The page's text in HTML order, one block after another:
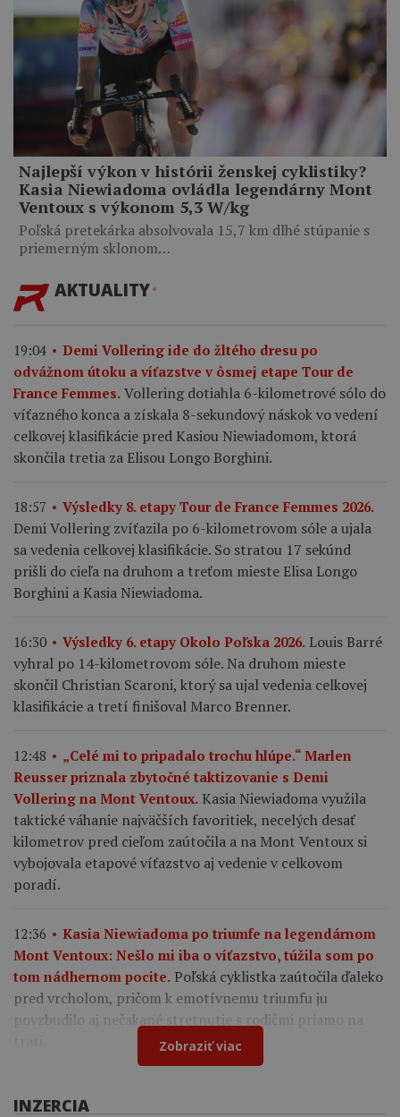
Najlepší výkon v histórii ženskej cyklistiky?
Kasia Niewiadoma ovládla legendárny Mont
Ventoux s výkonom 5,3 W/kg
Poľská pretekárka absolvovala 15,7 km dlhé stúpanie s
priemerným sklonom…
AKTUALITY
19:04
Demi Vollering ide do žltého dresu po
odvážnom útoku a víťazstve v ôsmej etape Tour de
France Femmes. Vollering dotiahla 6-kilometrové sólo do
víťazného konca a získala 8-sekundový náskok vo vedení
celkovej klasifikácie pred Kasiou Niewiadomom, ktorá
skončila tretia za Elisou Longo Borghini.
18:57 Výsledky 8. etapy Tour de France Femmes 2026.
Demi Vollering zvíťazila po 6-kilometrovom sóle a ujala
sa vedenia celkovej klasifikácie. So stratou 17 sekúnd
prišli do cieľa na druhom a treťom mieste Elisa Longo
Borghini a Kasia Niewiadoma.
16:30 Výsledky 6. etapy Okolo Poľska 2026. Louis Barré
vyhral po 14-kilometrovom sóle. Na druhom mieste
skončil Christian Scaroni, ktorý sa ujal vedenia celkovej
klasifikácie a tretí finišoval Marco Brenner.
12:48
„Celé mi to pripadalo trochu hlúpe.“ Marlen
Reusser priznala zbytočné taktizovanie s Demi
Vollering na Mont Ventoux. Kasia Niewiadoma využila
taktické váhanie najväčších favoritiek, necelých desať
kilometrov pred cieľom zaútočila a na Mont Ventoux si
vybojovala etapové víťazstvo aj vedenie v celkovom
poradí.
12:36
Kasia Niewiadoma po triumfe na legendárnom
Mont Ventoux: Nešlo mi iba o víťazstvo, túžila som po
tom nádhernom pocite. Poľská cyklistka zaútočila ďaleko
pred vrcholom, pričom k emotívnemu triumfu ju
povzbudilo aj nečakané stretnutie s rodičmi priamo na
Zobraziť viac
INZERCIA